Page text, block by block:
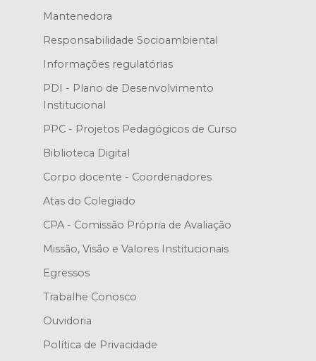
Mantenedora
Responsabilidade Socioambiental
Informações regulatórias
PDI - Plano de Desenvolvimento
Institucional
PPC - Projetos Pedagógicos de Curso
Biblioteca Digital
Corpo docente - Coordenadores
Atas do Colegiado
CPA - Comissão Própria de Avaliação
Missão, Visão e Valores Institucionais
Egressos
Trabalhe Conosco
Ouvidoria
Política de Privacidade